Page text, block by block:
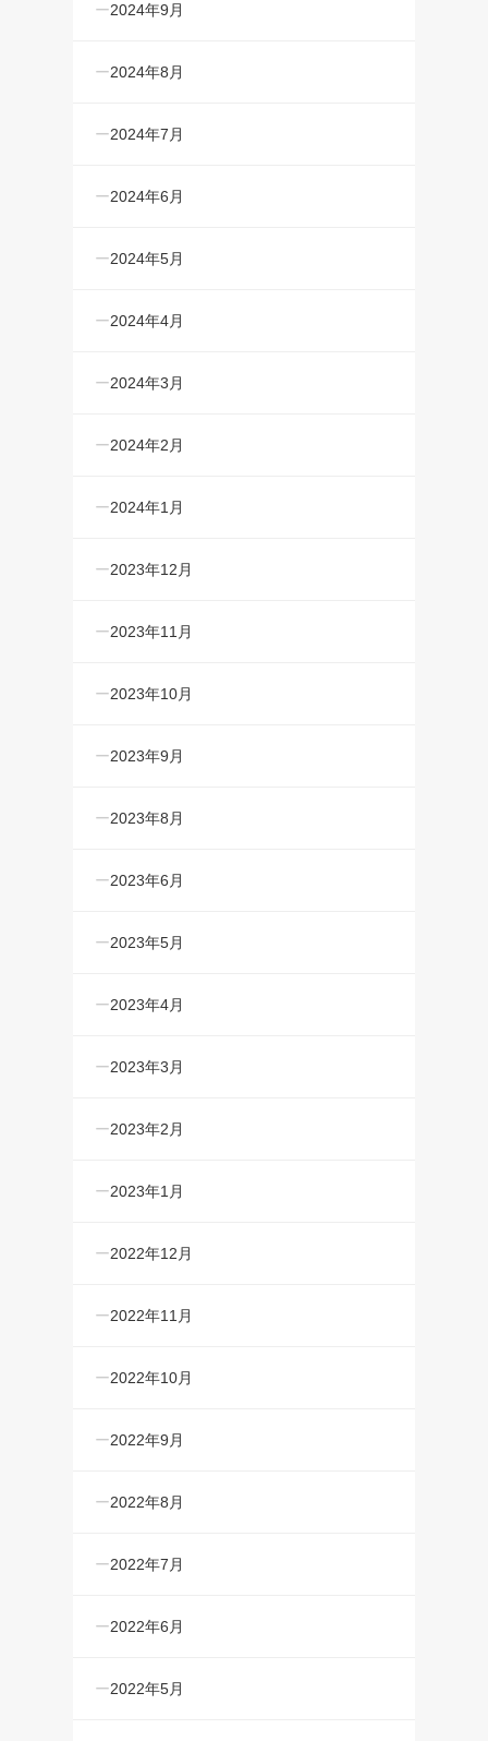
2024年9月
2024年8月
2024年7月
2024年6月
2024年5月
2024年4月
2024年3月
2024年2月
2024年1月
2023年12月
2023年11月
2023年10月
2023年9月
2023年8月
2023年6月
2023年5月
2023年4月
2023年3月
2023年2月
2023年1月
2022年12月
2022年11月
2022年10月
2022年9月
2022年8月
2022年7月
2022年6月
2022年5月